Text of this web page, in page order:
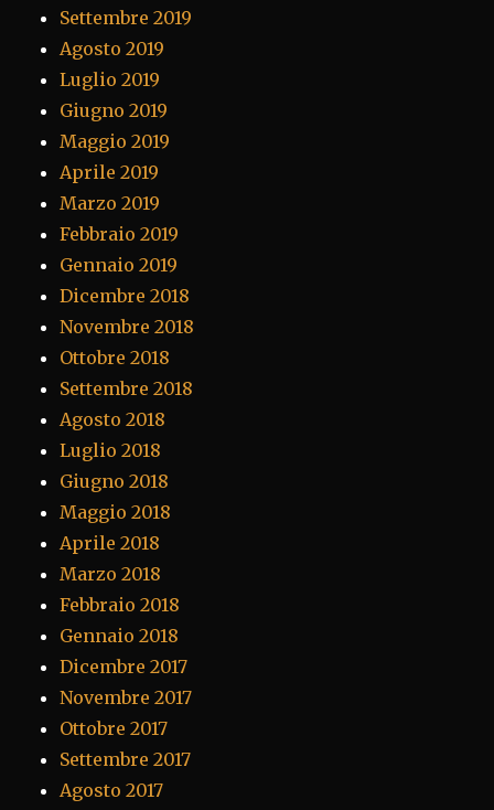
Settembre 2019
Agosto 2019
Luglio 2019
Giugno 2019
Maggio 2019
Aprile 2019
Marzo 2019
Febbraio 2019
Gennaio 2019
Dicembre 2018
Novembre 2018
Ottobre 2018
Settembre 2018
Agosto 2018
Luglio 2018
Giugno 2018
Maggio 2018
Aprile 2018
Marzo 2018
Febbraio 2018
Gennaio 2018
Dicembre 2017
Novembre 2017
Ottobre 2017
Settembre 2017
Agosto 2017